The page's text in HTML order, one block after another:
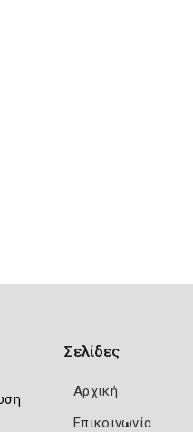
Σελίδες
Αρχική
Επικοινωνία